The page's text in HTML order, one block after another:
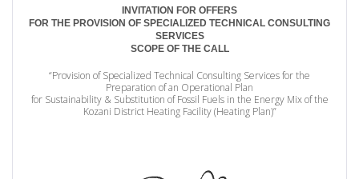
INVITATION FOR OFFERS
FOR THE PROVISION OF SPECIALIZED TECHNICAL CONSULTING
SERVICES
SCOPE OF THE CALL
“Provision of Specialized Technical Consulting Services for the
Preparation of an Operational Plan
for Sustainability & Substitution of Fossil Fuels in the Energy Mix of the
Kozani District Heating Facility (Heating Plan)”